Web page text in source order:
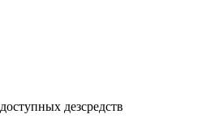
дезсредств